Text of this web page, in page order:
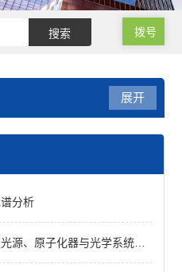
拨号
展开
分析
子化器与光学系统的协同作用